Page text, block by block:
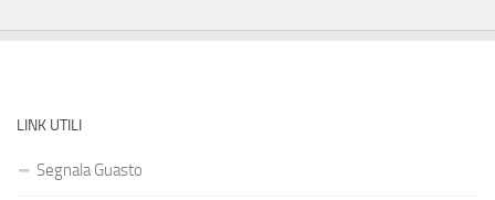
LINK UTILI
Segnala Guasto